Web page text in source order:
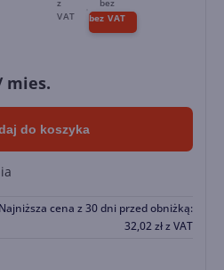
mies.
do koszyka
Najniższa cena z 30 dni przed obniżką:
32,02złz VAT